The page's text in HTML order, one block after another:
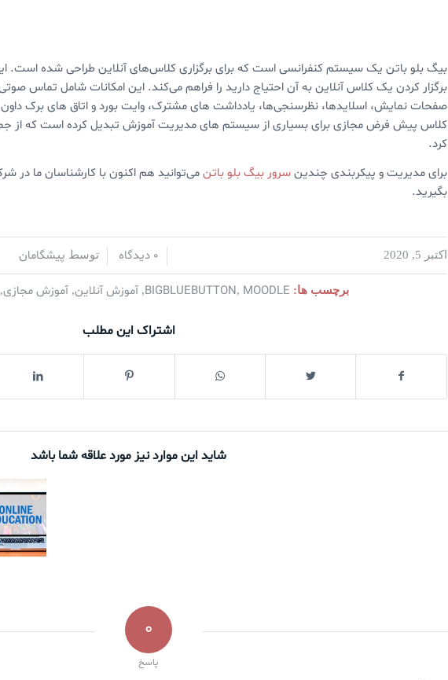
بیگ بلو باتن یک سیستم کنفرانسی است که برای برگزاری کلاس‌های آنلاین طراحی شده است.
برگزار کردن یک کلاس آنلاین به آن احتیاج دارید را فراهم می‌کند. این امکانات شامل تماس
صفحات نمایش، اسلایدها، نظرسنجی‌ها، یادداشت های مشترک، وایت بورد و اتاق های برک
کرد.
برای مدیریت و پیکربندی چندینسرور بیگ بلو باتنمی‌توانید هم اکنون با کارشناسان ما
بگیرید.
اکتبر 5, 2020 0 دیدگاه
/ توسط پیشگامان
برچسب ها: BIGBLUEBUTTON, MOODLE
, آموزش آنلاین, آموزش مجازی,
اشتراک این مطلب
شاید این موارد نیز مورد علاقه شما باشد
0
پاسخ